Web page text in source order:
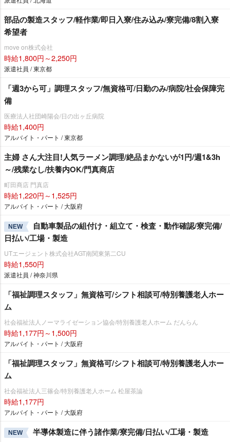
部品の製造スタッフ/軽作業/即日入寮/住み込み/寮完備/8割入寮
希望者
move on株式会社
時給1,800円～2,250円
派遣社員 / 東京都
「週3から可」調理スタッフ/無資格可/日勤のみ/病院/社会保障完
備
医療法人社団崎陽会/日の出ヶ丘病院
時給1,400円
アルバイト・パート / 東京都
主婦 さん大注目!人気ラーメン調理/絶品まかないが1円/週1&3h
～/残業なし/扶養内OK/門真商店
町田商店 門真店
時給1,220円～1,525円
アルバイト・パート / 大阪府
NEW
自動車製品の組付け・組立て・検査・動作確認/寮完備/
日払い/工場・製造
UTエージェント株式会社AGT南関東第二CU
時給1,550円
派遣社員 / 神奈川県
「福祉調理スタッフ」無資格可/シフト相談可/特別養護老人ホー
ム
社会福祉法人ノーマライゼーション協会/特別養護老人ホーム だんらん
時給1,177円～1,500円
アルバイト・パート / 大阪府
「福祉調理スタッフ」無資格可/シフト相談可/特別養護老人ホー
ム
社会福祉法人三篠会/特別養護老人ホーム 松屋茶論
時給1,177円
アルバイト・パート / 大阪府
NEW 半導体製造に伴う諸作業/寮完備/日払い/工場・製造